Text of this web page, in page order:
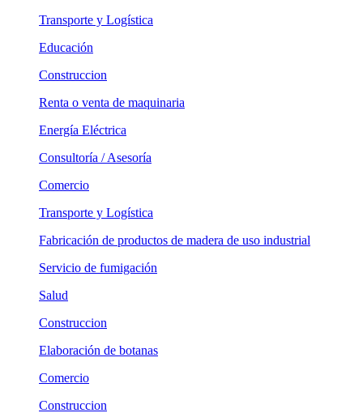
Transporte y Logística
Educación
Construccion
Renta o venta de maquinaria
Energía Eléctrica
Consultoría / Asesoría
Comercio
Transporte y Logística
Fabricación de productos de madera de uso industrial
Servicio de fumigación
Salud
Construccion
Elaboración de botanas
Comercio
Construccion